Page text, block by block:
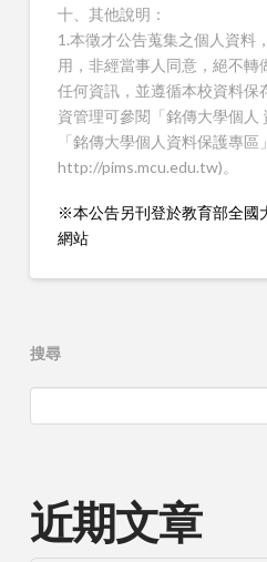
十、其他說明：
1.本徵才公告蒐集之個人資料
用，非經當事人同意，絕不
任何資訊，並遵循本校資料保
資管理可參閱「銘傳大學個人
「銘傳大學個人資料保護專區」
http://pims.mcu.edu.tw)。
※本公告另刊登於教育部全國
網站
搜尋
近期文章